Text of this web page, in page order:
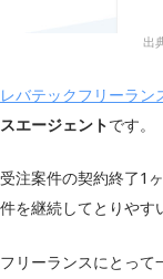
出
レバテックフリーラン
スエージェントです。
受注案件の契約終了1
件を継続してとりやす
フリーランスにとって